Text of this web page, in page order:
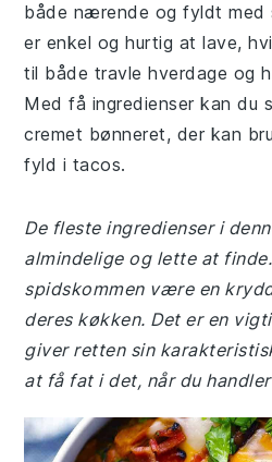
både nærende og fyldt med
er enkel og hurtig at lave,
til både travle hverdage og
Med få ingredienser kan du
cremet bønneret, der kan
fyld i tacos.
De fleste ingredienser i
almindelige og lette at
spidskommen være en
deres køkken. Det er en
giver retten sin
at få fat i det, når du